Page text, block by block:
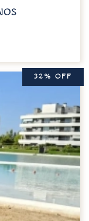
32% OFF